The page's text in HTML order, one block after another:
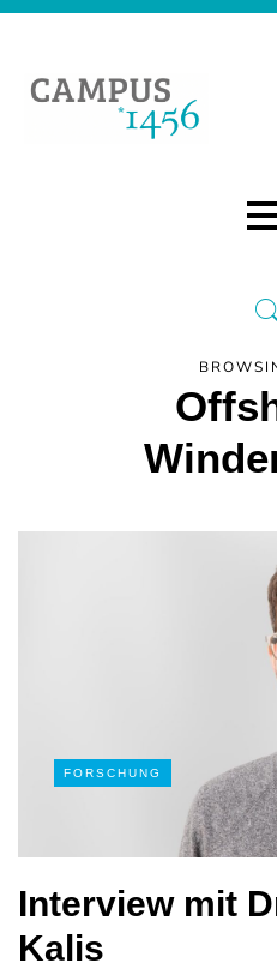
FORSCHUNG
Interview mit
Kalis